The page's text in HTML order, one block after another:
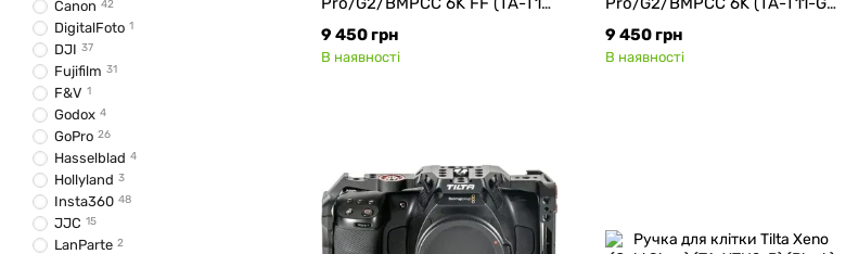
9 450 грн
В наявності
9 450 грн
В наявності
Canon 42
DigitalFoto 1
DJI 37
Fujifilm 31
F&V 1
Godox 4
GoPro 26
Hasselblad 4
Hollyland 3
Insta360 48
JJC 15
LanParte 2